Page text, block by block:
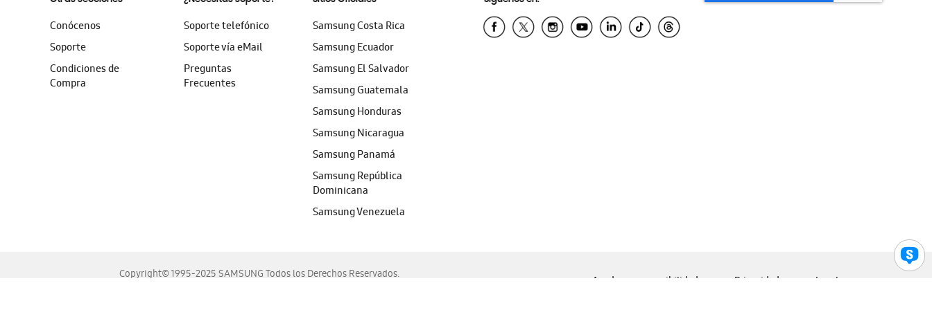
Conócenos
Soporte
Condiciones de
Compra
Soporte telefónico
Soporte vía eMail
Preguntas
Frecuentes
Samsung Costa Rica
Samsung Ecuador
Samsung El Salvador
Samsung Guatemala
Samsung Honduras
Samsung Nicaragua
Samsung Panamá
Samsung República
Dominicana
Samsung Venezuela
Copyright© 1995-2025 SAMSUNG Todos los Derechos Reservados.
Ayuda para accesibilidad Privacidad Legal